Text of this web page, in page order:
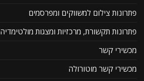
פתרונות צילום למשווקים ומפרסמים
פתרונות תקשורת, מרכזיות ומצגות מולטימדיה
מכשירי קשר
מכשירי קשר מוטורולה